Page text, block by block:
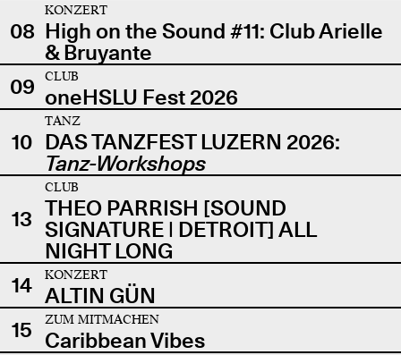
08
KONZERT
High on the Sound #11: Club Arielle
& Bruyante
09
CLUB
oneHSLU Fest 2026
10
TANZ
DAS TANZFEST LUZERN 2026:
Tanz-Workshops
13
CLUB
THEO PARRISH [SOUND
SIGNATURE | DETROIT] ALL
NIGHT LONG
14
KONZERT
ALTIN GÜN
15
ZUM MITMACHEN
Caribbean Vibes